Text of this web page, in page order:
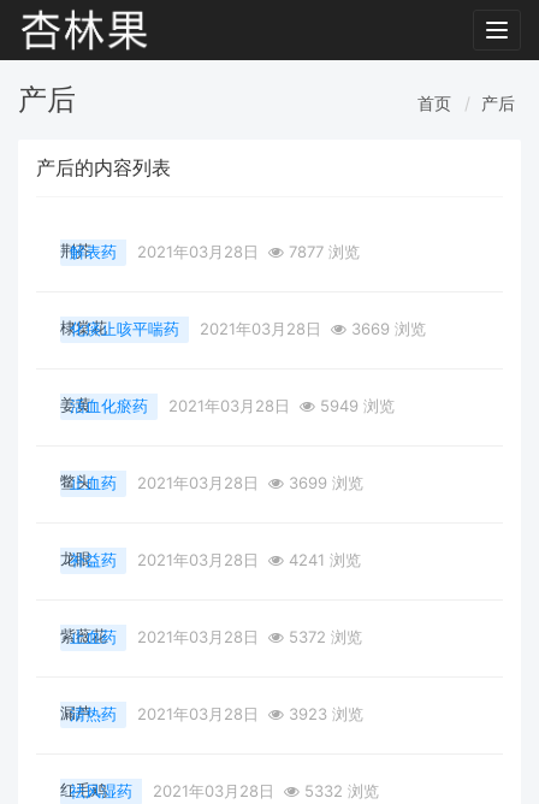
产后 首页 产后
产后的内容列表
荆芥
解表药 2021年03月28日 7877 浏览
棣棠花
化痰止咳平喘药 2021年03月28日 3669 浏览
姜黄
活血化瘀药 2021年03月28日 5949 浏览
鳖头
止血药 2021年03月28日 3699 浏览
龙眼
补益药 2021年03月28日 4241 浏览
紫薇花
止血药 2021年03月28日 5372 浏览
漏芦
清热药 2021年03月28日 3923 浏览
红毛鸡
祛风湿药 2021年03月28日 5332 浏览